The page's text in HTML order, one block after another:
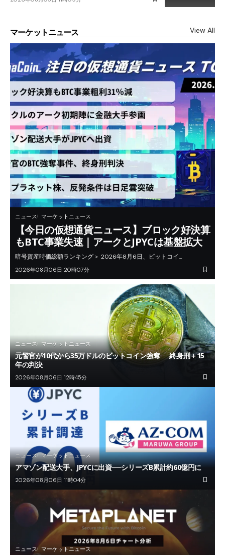
マーケットニュース View All
ニュース マーケットニュース
【今日の仮想通貨ニュース】ブロック好決算
もBTC事業失速｜アークとJPYCは基盤拡大
暗号資産時価総額ランキング＞ 2026年8月6日、ビットコイ…
2026年08月06日 20時07分
ニュース マーケットニュース
元警官が10代から35万ドルのビットコイン強奪──終身刑＋15
年の判決
2026年08月06日 12時45分
ニュース マーケットニュース
アマゾン配送大手、JPYCに出資──シリーズB累計約60億円に
2026年08月06日 11時04分
ニュース マーケットニュース